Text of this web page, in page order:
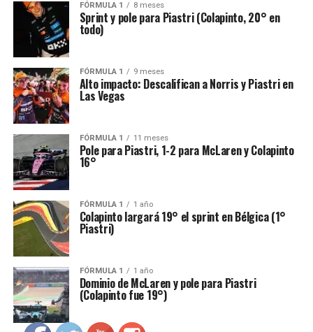
FÓRMULA 1 8 meses
Sprint y pole para Piastri (Colapinto, 20° en
todo)
FÓRMULA 1 9 meses
Alto impacto: Descalifican a Norris y Piastri en
Las Vegas
FÓRMULA 1 11 meses
Pole para Piastri, 1-2 para McLaren y Colapinto
16°
FÓRMULA 1 1 año
Colapinto largará 19° el sprint en Bélgica (1°
Piastri)
FÓRMULA 1 1 año
Dominio de McLaren y pole para Piastri
(Colapinto fue 19°)